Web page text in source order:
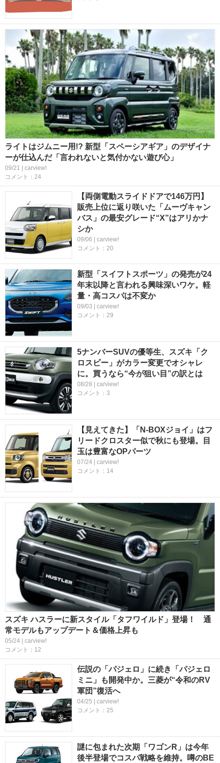
ライトはジムニー用!? 新型「スペーシアギア」のデザイナ
ーが仕込んだ「言われないと気付かない遊び心」
09/21 | carview!
コメント：24
【両側電動スライドドアで146万円】
販売上位に返り咲いた「ムーヴキャン
バス」の最安グレード“X”はアリかナ
シか
09/06 | carview!
コメント：20
新型「スイフトスポーツ」の発売が24
年末以降と言われる興味深いワケ。軽
量・高コスパは不変か
09/03 | carview!
コメント：29
5ナンバーSUVの優等生、スズキ「ク
ロスビー」がカラー変更でオシャレ
に。買うなら“今が狙い目”の訳とは
08/28 | carview!
コメント：3
【見えてきた】「N-BOXジョイ」はフ
リードクロスター似で秋にも登場。目
玉は豊富なOPパーツ
07/24 | carview!
コメント：14
スズキ ハスラーに新スタイル「タフワイルド」登場！ 通
常モデルもアップデート＆価格上昇も
05/24 | carview!
コメント：12
伝説の「パジェロ」に続き「パジェロ
ミニ」も開発中か。三菱が“令和のRV
軍団”復活へ
04/25 | carview!
コメント：25
謎に包まれた次期「ワゴンR」は今年
後半登場でコスパ戦略を維持。噂のBE